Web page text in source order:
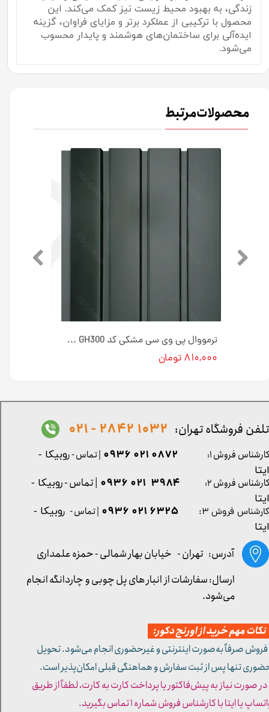
زندگی، به بهبود محیط زیست نیز کمک می‌کند. این
محصول با ترکیبی از عملکرد برتر و مزایای فراوان، گزینه
ایده‌آلی برای ساختمان‌های هوشمند و پایدار محسوب
می‌شود.
محصولات مرتبط
ترمووال پی وی سی مشکی کد GH300 عرض ۲۰ سانت [انبار تهران]
۸۱۰,۰۰۰ تومان
کارشناس فروش ۳: ۶۳۲۵ ۰۲۱ ۰۹۳۶ | تماس - روبیکا -
ایتا
آدرس: تهران - خیابان بهار شمالی - حمزه علمداری
تلفن فروشگاه تهران: 1032 2842 - 021
مهم خرید از اورنج دکور:
صرفاً به‌صورت اینترنتی و غیرحضوری انجام می‌شود. تحویل
تنها پس از ثبت سفارش و هماهنگی قبلی امکان‌پذیر است.
صورت نیاز به پیش‌فاکتور یا پرداخت کارت به کارت، لطفاً از طریق
یا ایتا با کارشناس فروش شماره ۱ تماس بگیرید.
کارشناس فروش ۱: 0872 021 0936 | تماس - روبیکا -
ایتا
کارشناس فروش ۲:
۳۹۸۴ ۰۲۱ ۰۹۳۶ | تماس - روبیکا -
ایتا
ارسال: سفارشات از انبار های پل چوبی و چاردانگه انجام
می‌شود.